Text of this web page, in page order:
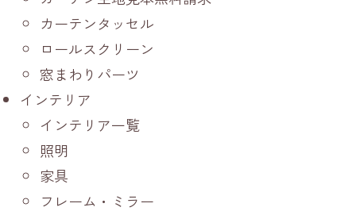
カーテンタッセル
ロールスクリーン
窓まわりパーツ
インテリア
インテリア一覧
照明
家具
フレーム・ミラー